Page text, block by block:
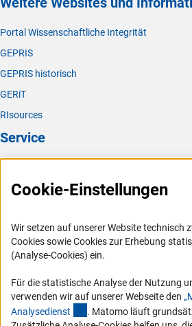
Portal Wissenschaftliche Integrität
GEPRIS
GEPRIS historisch
GERiT
RIsources
Service
FAQ
Logo und Corporate Design
RSS-Feeds
Vergabeverfahren
Barrierefreiheit
Cookie-Einstellungen
Wir setzen auf unserer Website technisch
Cookies sowie Cookies zur Erhebung
(Analyse-Cookies) ein.
Für die statistische Analyse der Nutzung
verwenden wir auf unserer Webseite den
Analysedienst (externer Link)
. Matomo läuft